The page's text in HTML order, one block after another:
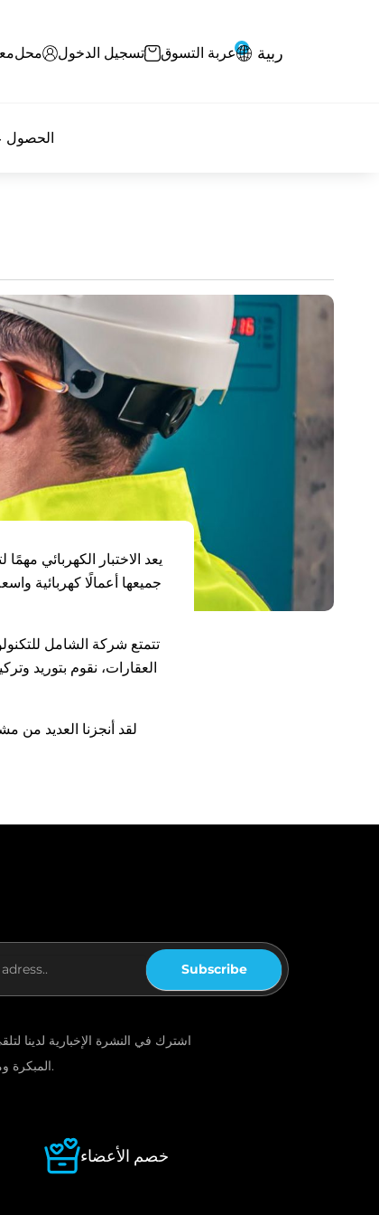
محل تسجيل الدخول 0عربة التسوق ربية
الحصول
يعد الاختبار الكهربائي
جميعها أعمالًا كهربائية
تتمتع شركة الشامل
العقارات، نقوم بتوريد
لقد أنجزنا العديد من
Subscribe
المبكرة ومعلومات المنتجات الجديدة.
خصم الأعضاء